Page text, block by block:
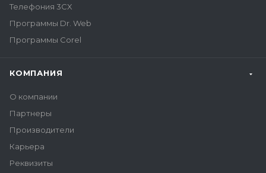
Телефония 3CX
Программы Dr. Web
Программы Corel
КОМПАНИЯ
О компании
Партнеры
Производители
Карьера
Реквизиты